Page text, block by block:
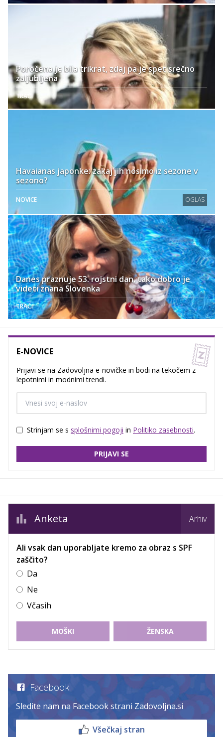
Poročena je bila trikrat, zdaj pa je spet srečno
zaljubljena
TRAČI
Havaianas japonke: zakaj jih nosimo iz sezone v
sezono?
NOVICE OGLAS
Danes praznuje 53. rojstni dan, tako dobro je
videti znana Slovenka
TRAČI
E-NOVICE
Prijavi se na Zadovoljna e-novičke in bodi na tekočem z
lepotnimi in modnimi trendi.
Strinjam se s splošnimi pogoji in Politiko zasebnosti.
PRIJAVI SE
Anketa Arhiv
Ali vsak dan uporabljate kremo za obraz s SPF
zaščito?
Da
Ne
Včasih
MOŠKI ŽENSKA
Facebook
Sledite nam na Facebook strani Zadovoljna.si
Všečkaj stran